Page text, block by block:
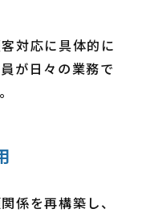
対応に具体的に
が日々の業務で
係を再構築し、